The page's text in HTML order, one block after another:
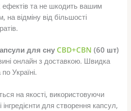
ефектів та не шкодить вашим
на відміну від більшості
для сну CBD+CBN (60 шт)
онлайн з доставкою. Швидка
Україні.
на якості, використовуючи
інгредієнти для створення капсул,